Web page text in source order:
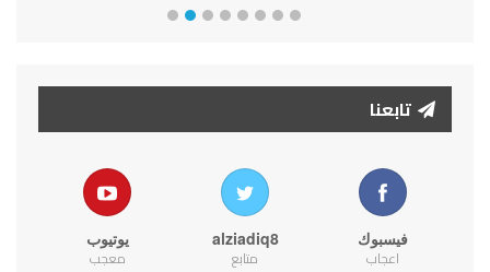
تابعنا
فيسبوك
اعجاب
alziadiq8
متابع
يوتيوب
معجب